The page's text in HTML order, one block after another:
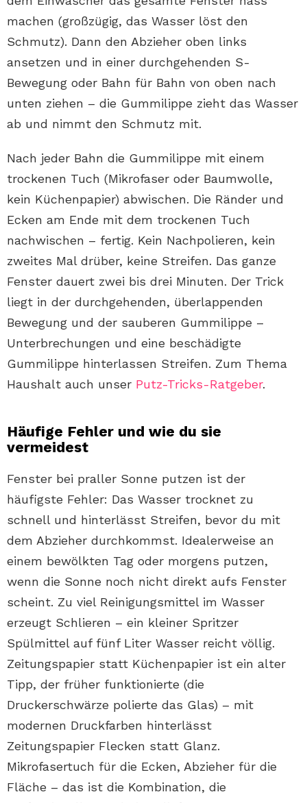
machen (großzügig, das Wasser löst den
Schmutz). Dann den Abzieher oben links
ansetzen und in einer durchgehenden S-
Bewegung oder Bahn für Bahn von oben nach
unten ziehen – die Gummilippe zieht das Wasser
ab und nimmt den Schmutz mit.
Nach jeder Bahn die Gummilippe mit einem
trockenen Tuch (Mikrofaser oder Baumwolle,
kein Küchenpapier) abwischen. Die Ränder und
Ecken am Ende mit dem trockenen Tuch
nachwischen – fertig. Kein Nachpolieren, kein
zweites Mal drüber, keine Streifen. Das ganze
Fenster dauert zwei bis drei Minuten. Der Trick
liegt in der durchgehenden, überlappenden
Bewegung und der sauberen Gummilippe –
Unterbrechungen und eine beschädigte
Gummilippe hinterlassen Streifen. Zum Thema
Haushalt auch unser Putz-Tricks-Ratgeber.
Häufige Fehler und wie du sie
vermeidest
Fenster bei praller Sonne putzen ist der
häufigste Fehler: Das Wasser trocknet zu
schnell und hinterlässt Streifen, bevor du mit
dem Abzieher durchkommst. Idealerweise an
einem bewölkten Tag oder morgens putzen,
wenn die Sonne noch nicht direkt aufs Fenster
scheint. Zu viel Reinigungsmittel im Wasser
erzeugt Schlieren – ein kleiner Spritzer
Spülmittel auf fünf Liter Wasser reicht völlig.
Zeitungspapier statt Küchenpapier ist ein alter
Tipp, der früher funktionierte (die
Druckerschwärze polierte das Glas) – mit
modernen Druckfarben hinterlässt
Zeitungspapier Flecken statt Glanz.
Mikrofasertuch für die Ecken, Abzieher für die
Fläche – das ist die Kombination, die